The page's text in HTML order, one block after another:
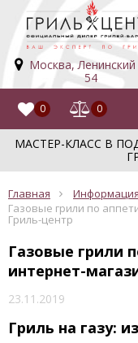
Москва, Ленинский
54
0 0
МАСТЕР-КЛАСС В
Главная
Информация
Газовые грили по
Гриль-центр
Газовые грили
интернет-
23.11.2019
Гриль на газу: